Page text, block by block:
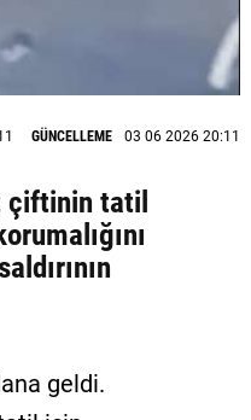
GÜNCELLEME 03 06 2026 20:11
çiftinin tatil
geldi.